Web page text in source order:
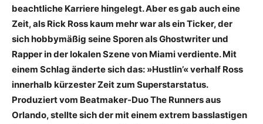
beachtliche Karriere hingelegt. Aber es gab auch eine
Zeit, als Rick Ross kaum mehr war als ein Ticker, der
sich hobbymäßig seine Sporen als Ghostwriter und
Rapper in der lokalen Szene von Miami verdiente. Mit
einem Schlag änderte sich das: »Hustlin’« verhalf Ross
innerhalb kürzester Zeit zum Superstarstatus.
Produziert vom Beatmaker-Duo The Runners aus
Orlando, ­stellte sich der mit einem extrem basslastigen